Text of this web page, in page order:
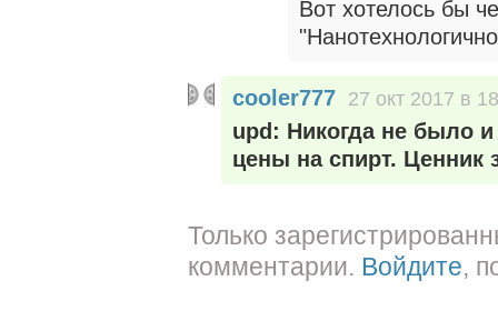
Вот хотелось бы
cooler777 27 окт 2017 в
upd: Никогда не было
цены на спирт. Ценник
Только
комментарии. Войдите,